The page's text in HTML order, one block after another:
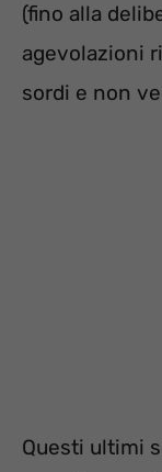
(fino alla
agevolazioni
sordi e non
Questi ultimi